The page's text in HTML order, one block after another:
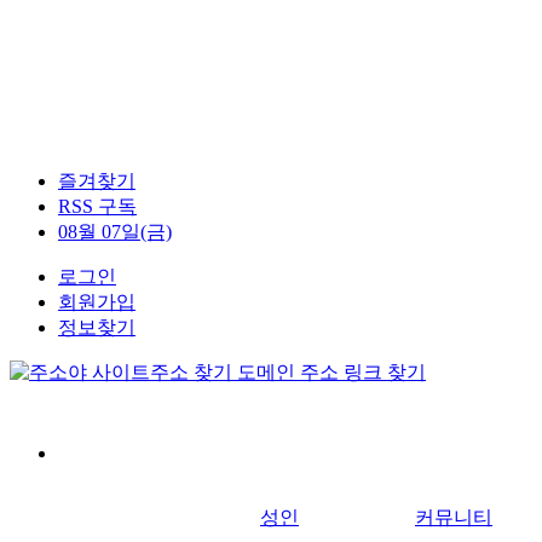
즐겨찾기
RSS 구독
08월 07일(금)
로그인
회원가입
정보찾기
성인 커뮤니티